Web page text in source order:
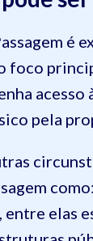
é
foco
acesso
pela
entre elas